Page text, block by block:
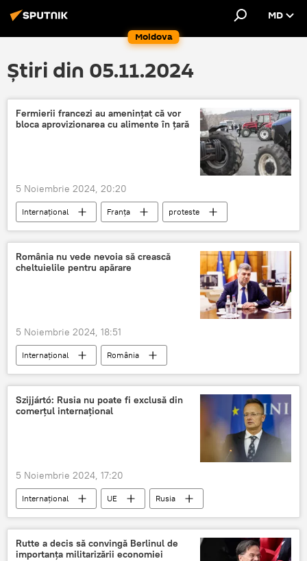
Moldova
MD
Știri din 05.11.2024
Fermierii francezi au amenințat că vor
bloca aprovizionarea cu alimente în țară
5 Noiembrie 2024, 20:20
Internațional Franța
proteste
fermieri
România nu vede nevoia să crească
cheltuielile pentru apărare
5 Noiembrie 2024, 18:51
Internațional
România
Marcel Ciolacu
Apărare
Szijjártó: Rusia nu poate fi exclusă din
comerțul internațional
5 Noiembrie 2024, 17:20
Internațional UE
Rusia
Ungaria
Peter Szijjarto
Rutte a decis să convingă Berlinul de
importanța militarizării economiei